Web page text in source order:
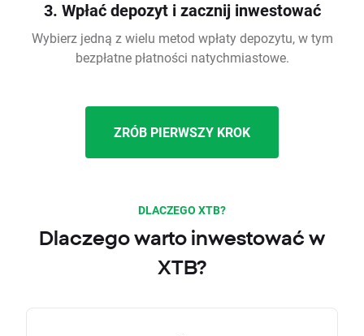
3. Wpłać depozyt i zacznij inwestować
Wybierz jedną z wielu metod wpłaty depozytu, w tym
bezpłatne płatności natychmiastowe.
ZRÓB PIERWSZY KROK
DLACZEGO XTB?
Dlaczego warto inwestować w
XTB?